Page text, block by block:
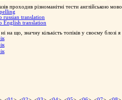
проходив різноманітні тести англійською
russian translation
English translation
на що, значну кількість топіків у своєму блозі